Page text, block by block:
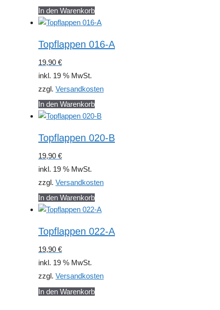
In den Warenkorb
Topflappen 016-A
19,90 €
inkl. 19 % MwSt.
zzgl. Versandkosten
In den Warenkorb
Topflappen 020-B
19,90 €
inkl. 19 % MwSt.
zzgl. Versandkosten
In den Warenkorb
Topflappen 022-A
19,90 €
inkl. 19 % MwSt.
zzgl. Versandkosten
In den Warenkorb